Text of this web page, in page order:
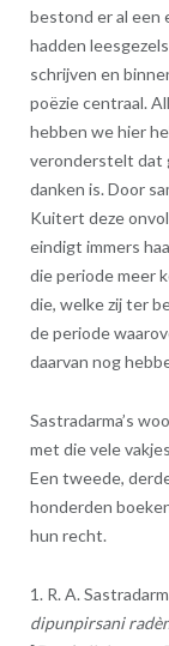
bestond er al een
hadden
schrijven en
poëzie centraal.
hebben we hier
veronderstelt dat
danken is. Door
Kuitert deze
eindigt immers
die periode meer
die, welke zij ter
de periode
daarvan nog
Sastradarma’s
met die vele
Een tweede,
honderden
hun recht.
1. R. A.
dipunpirsani